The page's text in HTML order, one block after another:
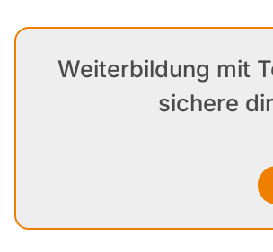
Weiterbildung mit
sichere